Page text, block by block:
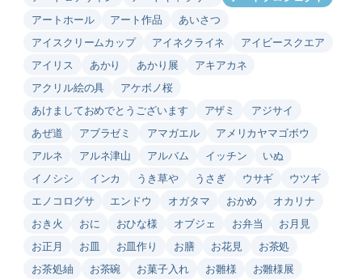
アートホール
アート作品
あいさつ
アイスクリームカップ
アイネクライネ
アイビースクエア
アイリス
あかり あかり展
アキアカネ
アクリル絵の具
アケボノ桜
あけましておめでとうございます
アザミ
アジサイ
あぜ道
アブラゼミ アマガエル
アメリカヤマゴボウ
アルネ
アルネ津山 アルバム イッチン
いぬ
イノシシ
インカ うき草や うさぎ ウサギ
ウツギ
エノコログサ
エンドウ オガタマ おかめ
オカリナ
おき火
おに おひな様 オブジェ お弁当
お月見
お正月
お皿 お皿作り お膳 お花見
お茶処
お茶処紬
お茶碗 お菓子入れ お雛様
お雛様展